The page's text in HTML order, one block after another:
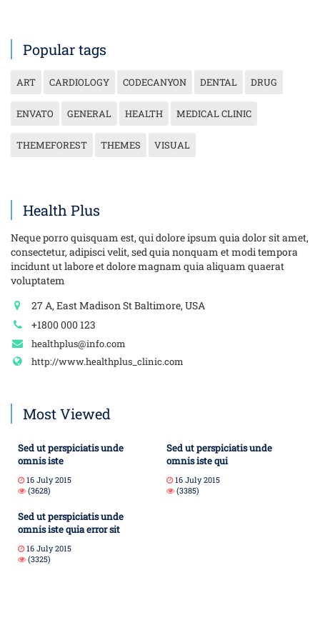
Popular tags
ART CARDIOLOGY CODECANYON DENTAL DRUG
ENVATO GENERAL HEALTH MEDICAL CLINIC
THEMEFOREST THEMES VISUAL
Health Plus
Neque porro quisquam est, qui dolore ipsum quia dolor sit amet,
consectetur, adipisci velit, sed quia nonquam et modi tempora
incidunt ut labore et dolore magnam quia aliquam quaerat
voluptatem
27 A, East Madison St Baltimore, USA
+1800 000 123
healthplus@info.com
http://www.healthplus_clinic.com
Most Viewed
Sed ut perspiciatis unde
omnis iste
16 July 2015
(3628)
Sed ut perspiciatis unde
omnis iste qui
16 July 2015
(3385)
Sed ut perspiciatis unde
omnis iste quia error sit
16 July 2015
(3325)